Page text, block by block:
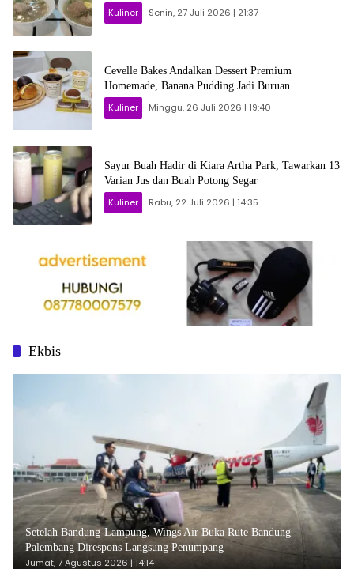
Kuliner Senin, 27 Juli 2026 | 21:37
Cevelle Bakes Andalkan Dessert Premium
Homemade, Banana Pudding Jadi Buruan
Kuliner Minggu, 26 Juli 2026 | 19:40
Sayur Buah Hadir di Kiara Artha Park, Tawarkan 13
Varian Jus dan Buah Potong Segar
Kuliner Rabu, 22 Juli 2026 | 14:35
Ekbis
Setelah Bandung-Lampung, Wings Air Buka Rute Bandung-
Palembang Direspons Langsung Penumpang
Jumat, 7 Agustus 2026 | 14:14